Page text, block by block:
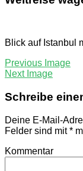
Blick auf Istanbul
Previous Image
Next Image
Schreibe
Deine E-Mail-
Felder sind mit*
Kommentar